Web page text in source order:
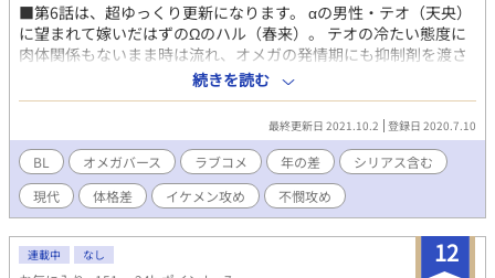
■第6話は、超ゆっくり更新になります。 αの男性・テオ（天央）
に望まれて嫁いだはずのΩのハル（春来）。 テオの冷たい態度に
肉体関係もないまま時は流れ、オメガの発情期にも抑制剤を渡さ
れる。 ある日、ハルは喪っていた記憶を取り戻し、テオの兄であ
るアルファと”つがい”だったことを思い出す。 しかし”運命のつ
がい”は、テオだった。 「運命のつがい」の二人は、つがうこと
ができるのか――。 シリアスとコメディが入り混じります。 ※攻
めに、他所に子供が居た事実が判明する描写あります。 作中に、
「空と大地」の登場人物が出てきます。
https://www.alphapolis.co.jp/manga/329466450/93442415
続きを読む
最終更新日 2021.10.2 登録日 2020.7.10
BL オメガバース ラブコメ 年の差
シリアス含む
現代
体格差 イケメン攻め 不憫攻め
12
連載中 なし